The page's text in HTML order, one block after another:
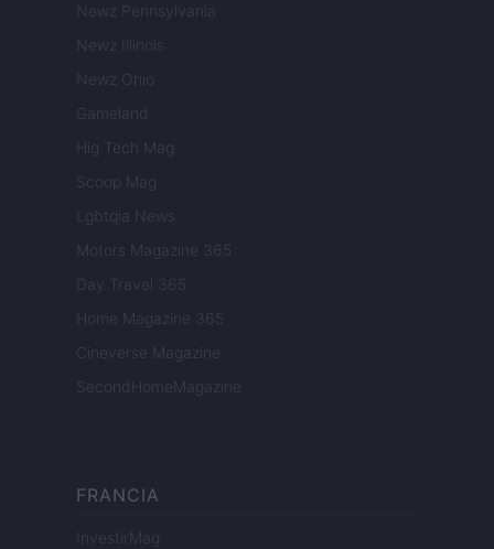
Newz Pennsylvania
Newz Illinois
Newz Ohio
Gameland
Hig Tech Mag
Scoop Mag
Lgbtqia News
Motors Magazine 365
Day Travel 365
Home Magazine 365
Cineverse Magazine
SecondHomeMagazine
FRANCIA
InvestirMag